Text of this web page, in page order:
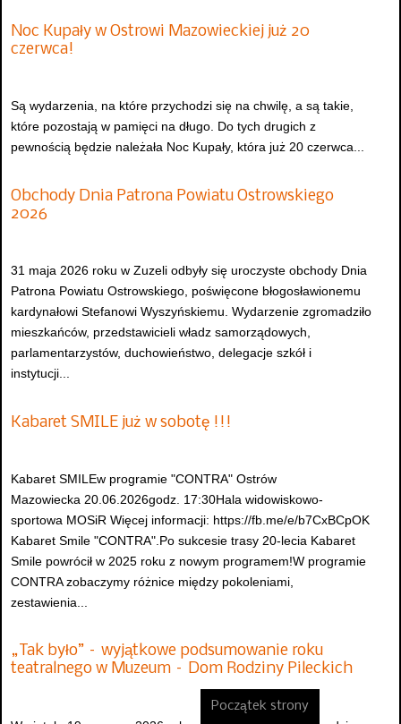
Noc Kupały w Ostrowi Mazowieckiej już 20
czerwca!
Są wydarzenia, na które przychodzi się na chwilę, a są takie,
które pozostają w pamięci na długo. Do tych drugich z
pewnością będzie należała Noc Kupały, która już 20 czerwca...
Obchody Dnia Patrona Powiatu Ostrowskiego
2026
31 maja 2026 roku w Zuzeli odbyły się uroczyste obchody Dnia
Patrona Powiatu Ostrowskiego, poświęcone błogosławionemu
kardynałowi Stefanowi Wyszyńskiemu. Wydarzenie zgromadziło
mieszkańców, przedstawicieli władz samorządowych,
parlamentarzystów, duchowieństwo, delegacje szkół i
instytucji...
Kabaret SMILE już w sobotę !!!
Kabaret SMILEw programie "CONTRA" Ostrów
Mazowiecka 20.06.2026godz. 17:30Hala widowiskowo-
sportowa MOSiR Więcej informacji: https://fb.me/e/b7CxBCpOK
Kabaret Smile "CONTRA".Po sukcesie trasy 20-lecia Kabaret
Smile powrócił w 2025 roku z nowym programem!W programie
CONTRA zobaczymy różnice między pokoleniami,
zestawienia...
„Tak było” – wyjątkowe podsumowanie roku
teatralnego w Muzeum – Dom Rodziny Pileckich
Początek strony